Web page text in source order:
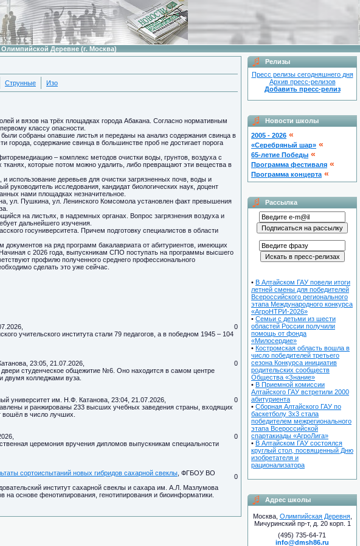
Деревне (г. Москва)
Струнные Изо
и вязов на трёх площадках города Абакана. Согласно нормативным
классу опасности.
собраны опавшие листья и переданы на анализ содержания свинца в
города, содержание свинца в большинстве проб не достигает порога
– комплекс методов очистки воды, грунтов, воздуха с
которые потом можно удалить, либо превращают эти вещества в
использование деревьев для очистки загрязненных почв, воды и
руководитель исследования, кандидат биологических наук, доцент
нами площадках незначительное.
ул. Пушкина, ул. Ленинского Комсомола установлен факт превышения
на листьях, в надземных органах. Вопрос загрязнения воздуха и
дальнейшего изучения.
госуниверситета. Причем подготовку специалистов в области
на ряд программ бакалавриата от абитуриентов, имеющих
с 2026 года, выпускникам СПО поступать на программы высшего
профилю полученного среднего профессионального
сделать это уже сейчас.
0
учительского института стали 79 педагогов, а в победном 1945 – 104
23:05, 21.07.2026,
0
двери студенческое общежитие №6. Оно находится в самом центре
двумя колледжами вуза.
университет им. Н.Ф. Катанова, 23:04, 21.07.2026,
0
и ранжированы 233 высших учебных заведения страны, входящих
вошёл в число лучших.
0
церемония вручения дипломов выпускникам специальности
сортоиспытаний новых гибридов сахарной свеклы , ФГБОУ ВО
0
институт сахарной свеклы и сахара им. А.Л. Мазлумова
основе фенотипирования, генотипирования и биоинформатики.
Релизы
Пресс релизы сегодняшнего дня
Архив пресс-релизов
Добавить пресс-релиз
Новости школы
2005 - 2026 «
«Серебряный шар» «
65-летие Победы «
Программа фестиваля «
Программа концерта «
Рассылка
• В Алтайском ГАУ повели итоги
летней смены для победителей
Всероссийского регионального
этапа Международного конкурса
«АгроНТРИ-2026»
• Семьи с детьми из шести
областей России получили
помощь от фонда
«Милосердие»
• Костромская область вошла в
число победителей третьего
сезона Конкурса инициатив
родительских сообществ
Общества «Знание»
• В Приемной комиссии
Алтайского ГАУ встретили 2000
абитуриента
• Сборная Алтайского ГАУ по
баскетболу 3х3 стала
победителем межрегионального
этапа Всероссийской
спартакиады «АгроЛига»
• В Алтайском ГАУ состоялся
круглый стол, посвященный Дню
изобретателя и
рационализатора
Адрес школы
Москва, Олимпийская Деревня,
Мичуринский пр-т, д. 20 корп. 1
(495) 735-64-71
info@dmsh86.ru